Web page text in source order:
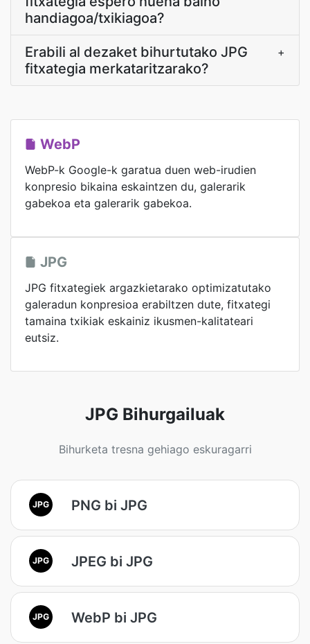
handiagoa/txikiagoa?
Erabili al dezaket bihurtutako JPG
fitxategia merkataritzarako?
+
WebP
WebP-k Google-k garatua duen web-irudien
konpresio bikaina eskaintzen du, galerarik
gabekoa eta galerarik gabekoa.
JPG
JPG fitxategiek argazkietarako optimizatutako
galeradun konpresioa erabiltzen dute, fitxategi
tamaina txikiak eskainiz ikusmen-kalitateari
eutsiz.
JPG Bihurgailuak
Bihurketa tresna gehiago eskuragarri
JPG PNG bi JPG
JPG JPEG bi JPG
JPG WebP bi JPG